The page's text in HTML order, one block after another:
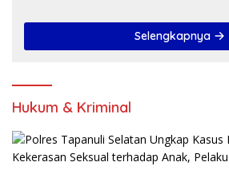
Selengkapnya
Hukum & Kriminal